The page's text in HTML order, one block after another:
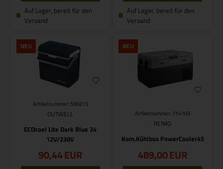
Auf Lager, bereit für den
Versand
Auf Lager, bereit für den
Versand
NEU
Artikelnummer: 590213
OUTWELL
ECOcool Lite Dark Blue 24
12V/230V
90,44EUR
NEU
Artikelnummer: 714103
REIMO
Kom.Kühlbox PowerCooler45
489,00EUR